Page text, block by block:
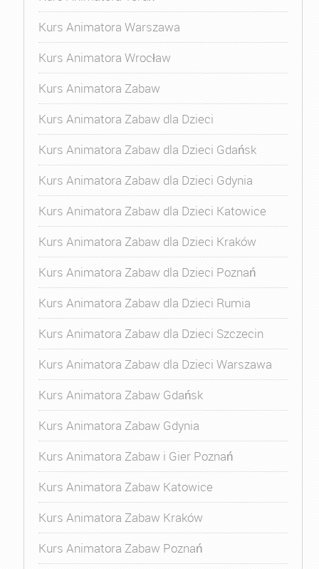
Kurs Animatora Warszawa
Kurs Animatora Wrocław
Kurs Animatora Zabaw
Kurs Animatora Zabaw dla Dzieci
Kurs Animatora Zabaw dla Dzieci Gdańsk
Kurs Animatora Zabaw dla Dzieci Gdynia
Kurs Animatora Zabaw dla Dzieci Katowice
Kurs Animatora Zabaw dla Dzieci Kraków
Kurs Animatora Zabaw dla Dzieci Poznań
Kurs Animatora Zabaw dla Dzieci Rumia
Kurs Animatora Zabaw dla Dzieci Szczecin
Kurs Animatora Zabaw dla Dzieci Warszawa
Kurs Animatora Zabaw Gdańsk
Kurs Animatora Zabaw Gdynia
Kurs Animatora Zabaw i Gier Poznań
Kurs Animatora Zabaw Katowice
Kurs Animatora Zabaw Kraków
Kurs Animatora Zabaw Poznań